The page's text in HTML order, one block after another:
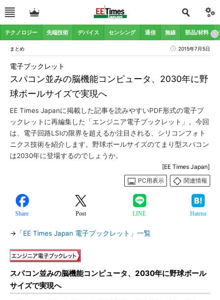
テクノロジー 先端技術 デバイス センシング 通信 無線 部品/材料
まとめ 2015年7月5日
スパコン並みの脳機能コンピュータ、2030年に野
球ボールサイズで実現へ
電子ブックレット
EE Times Japanに掲載した記事を読みやすいPDF形式の電子ブ
ックレットに再編集した「エンジニア電子ブックレット」。今回
は、電子回路LSIの限界を超えるか注目される、シリコンフォト
ニクス技術を紹介します。野球ボールサイズのてまり型スパコン
は2030年に登場するのでしょうか。
[EE Times Japan]
PC用表示
関連情報
Share Post LINE Hatena
→ 「EE Times Japan 電子ブックレット」一覧
スパコン並みの脳機能コンピュータ、2030年に野球ボール
サイズで実現へ